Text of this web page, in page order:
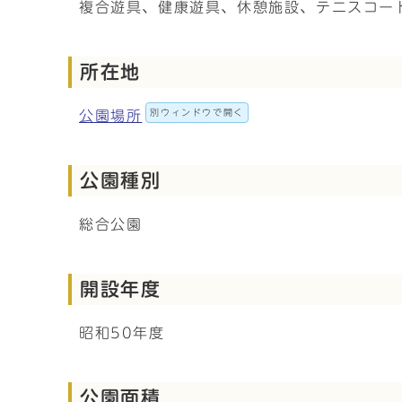
複合遊具、健康遊具、休憩施設、テニスコー
所在地
公園場所 別ウィンドウで開く
公園種別
総合公園
開設年度
昭和50年度
公園面積